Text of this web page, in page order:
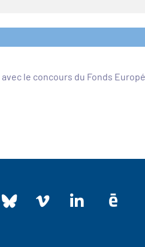
le concours du Fonds